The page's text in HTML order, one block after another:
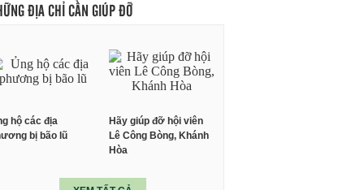
ĐỊA CHỈ CẦN GIÚP ĐỠ
hộ các địa
bị bão lũ
Hãy giúp đỡ hội viên
Lê Công Bòng, Khánh
Hòa